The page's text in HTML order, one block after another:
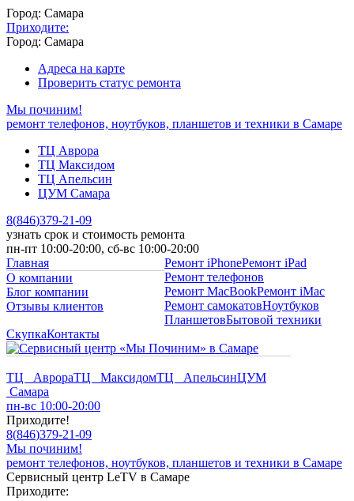
Город: Самара
Приходите:
Город: Самара
Адреса на карте
Проверить статус ремонта
Мы починим!
ремонт телефонов, ноутбуков, планшетов и техники в Самаре
ТЦ Аврора
ТЦ Максидом
ТЦ Апельсин
ЦУМ Самара
8(846)379-21-09
узнать срок и стоимость ремонта
пн-пт 10:00-20:00, сб-вс 10:00-20:00
Главная
О компании
Блог компании
Отзывы клиентов
Ремонт iPhoneРемонт iPad
Ремонт телефонов
Ремонт MacBookРемонт iMac
Ремонт самокатовНоутбуков
ПланшетовБытовой техники
СкупкаКонтакты
ТЦ АврораТЦ МаксидомТЦ АпельсинЦУМ
Самара
пн-вс 10:00-20:00
Приходите!
8(846)379-21-09
Мы починим!
ремонт телефонов, ноутбуков, планшетов и техники в Самаре
Сервисный центр LeTV в Самаре
Приходите: